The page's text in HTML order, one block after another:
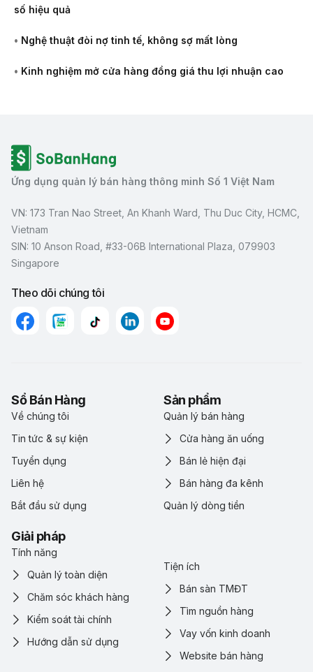
số hiệu quả
• Nghệ thuật đòi nợ tinh tế, không sợ mất lòng
• Kinh nghiệm mở cửa hàng đồng giá thu lợi nhuận cao
Ứng dụng quản lý bán hàng thông minh Số 1 Việt Nam
VN: 173 Tran Nao Street, An Khanh Ward, Thu Duc City, HCMC,
Vietnam
SIN: 10 Anson Road, #33-06B International Plaza, 079903
Singapore
Theo dõi chúng tôi
Sổ Bán Hàng
Về chúng tôi
Tin tức & sự kiện
Tuyển dụng
Liên hệ
Bắt đầu sử dụng
Sản phẩm
Quản lý bán hàng
Cửa hàng ăn uống
Bán lẻ hiện đại
Bán hàng đa kênh
Quản lý dòng tiền
Giải pháp
Tính năng
Quản lý toàn diện
Chăm sóc khách hàng
Kiểm soát tài chính
Hướng dẫn sử dụng
Tiện ích
Bán sàn TMĐT
Tìm nguồn hàng
Vay vốn kinh doanh
Website bán hàng